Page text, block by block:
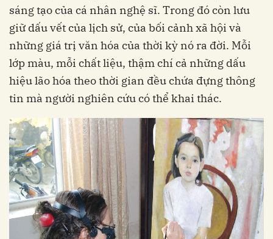
sáng tạo của cá nhân nghệ sĩ. Trong đó còn lưu
giữ dấu vết của lịch sử, của bối cảnh xã hội và
những giá trị văn hóa của thời kỳ nó ra đời. Mỗi
lớp màu, mỗi chất liệu, thậm chí cả những dấu
hiệu lão hóa theo thời gian đều chứa đựng thông
tin mà người nghiên cứu có thể khai thác.